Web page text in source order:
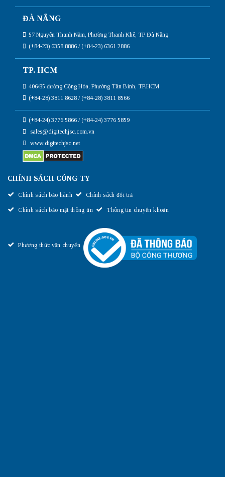
ĐÀ NẴNG
57 Nguyễn Thanh Năm, Phường Thanh Khê, TP Đà Nẵng
(+84-23) 6358 8886 / (+84-23) 6361 2886
TP. HCM
406/85 đường Cộng Hòa, Phường Tân Bình, TP.HCM
(+84-28) 3811 8628 / (+84-28) 3811 8566
(+84-24) 3776 5866 / (+84-24) 3776 5859
sales@digitechjsc.com.vn
www.digitechjsc.net
CHÍNH SÁCH CÔNG TY
Chính sách bảo hành Chính sách đổi trả
Chính sách bảo mật thông tin Thông tin chuyển khoản
Phương thức vận chuyển